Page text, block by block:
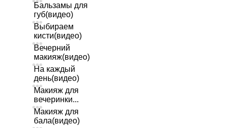
Бальзамы для
губ(видео)
Выбираем
кисти(видео)
Вечерний
макияж(видео)
На каждый
день(видео)
Макияж для
вечеринки...
Макияж для
бала(видео)